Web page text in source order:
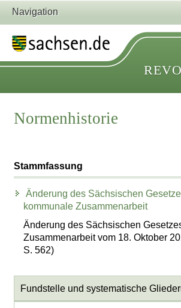
Navigation
Normenhistorie
Stammfassung
Änderung des Sächsischen
kommunale Zusammenarbeit
Änderung des Sächsischen
Zusammenarbeit vom 18. Oktober
S. 562)
Fundstelle und systematische